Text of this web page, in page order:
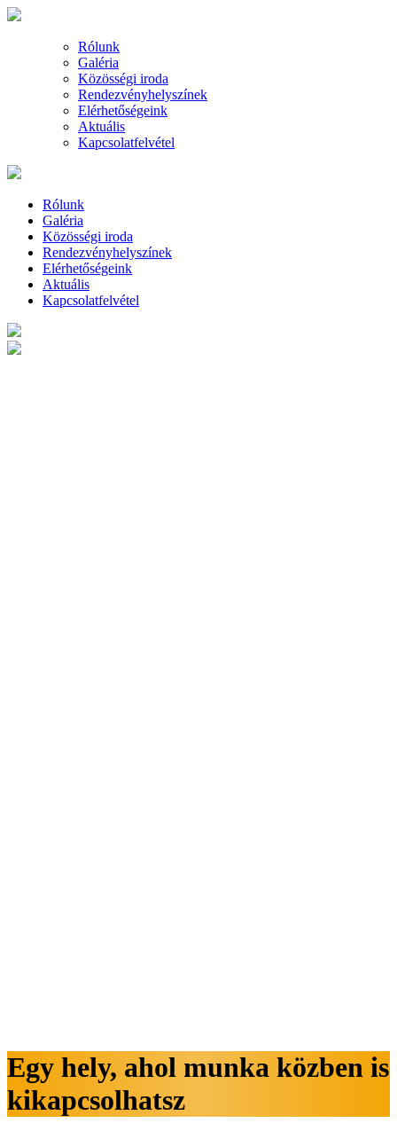
Rólunk
Galéria
Közösségi iroda
Rendezvényhelyszínek
Elérhetőségeink
Aktuális
Kapcsolatfelvétel
Rólunk
Galéria
Közösségi iroda
Rendezvényhelyszínek
Elérhetőségeink
Aktuális
Kapcsolatfelvétel
Egy hely, ahol munka közben is
kikapcsolhatsz